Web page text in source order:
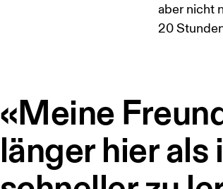
aber nicht
20
«Meine
länger hier